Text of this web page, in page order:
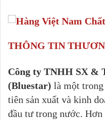
THÔNG TIN
Công ty TNHH SX &
(Bluestar) là một trong
tiên sản xuất và kinh
đầu tư trong nước. Hơn